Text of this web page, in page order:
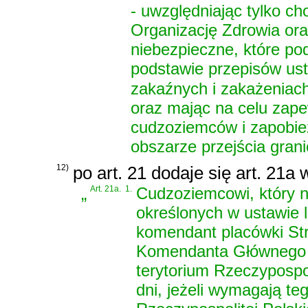
- uwzględniając tylko
Organizację Zdrowia
niebezpieczne, które
podstawie przepisów
zakaźnych i
oraz mając na celu
cudzoziemców i
obszarze przejścia
12) po art. 21 dodaje się art. 21a
„Art. 21a. 1. Cudzoziemcowi, który
określonych w ustawie
komendant placówki
Komendanta
terytorium
dni, jeżeli wymagają